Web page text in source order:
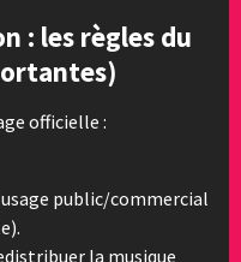
: les règles du
officielle :
public/commercial
la musique